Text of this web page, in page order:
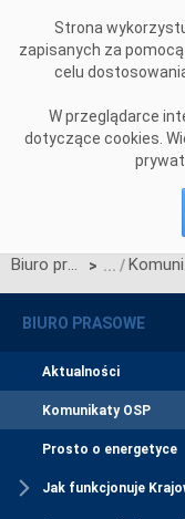
Strona
zapisanych za
celu
W przeglądarce
dotyczące cookies.
Biuro prasowe >
BIURO PRASOWE
Aktualności
Komunikaty OSP
Prosto o energetyce
Jak funkcjonuje